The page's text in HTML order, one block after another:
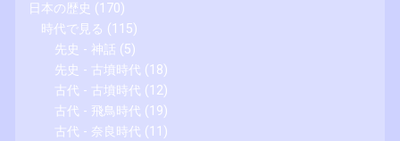
日本の歴史 (170)
時代で見る (115)
先史 - 神話 (5)
先史 - 古墳時代 (18)
古代 - 古墳時代 (12)
古代 - 飛鳥時代 (19)
古代 - 奈良時代 (11)